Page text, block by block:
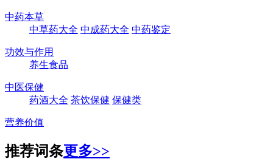
中药本草
中草药大全 中成药大全 中药鉴定
功效与作用
养生食品
中医保健
药酒大全 茶饮保健 保健类
营养价值
推荐词条更多>>